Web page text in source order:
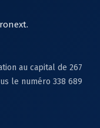
au capital de 267
le numéro 338 689